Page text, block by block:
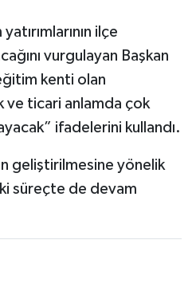
ilçe
vurgulayan Başkan
kenti olan
ve ticari anlamda çok
ifadelerini kullandı.
geliştirilmesine yönelik
süreçte de devam